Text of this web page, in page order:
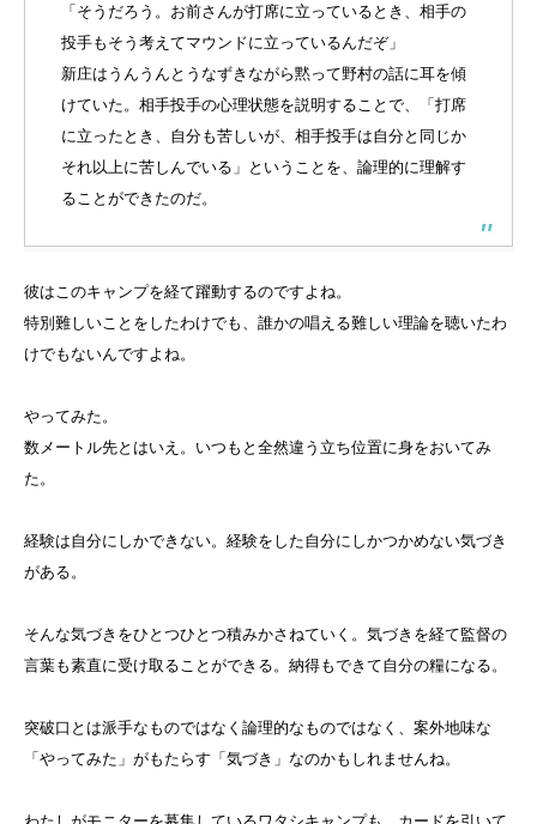
「そうだろう。お前さんが打席に立っているとき、相手の
投手もそう考えてマウンドに立っているんだぞ」
新庄はうんうんとうなずきながら黙って野村の話に耳を傾
けていた。相手投手の心理状態を説明することで、「打席
に立ったとき、自分も苦しいが、相手投手は自分と同じか
それ以上に苦しんでいる」ということを、論理的に理解す
ることができたのだ。
彼はこのキャンプを経て躍動するのですよね。
特別難しいことをしたわけでも、誰かの唱える難しい理論を聴いたわ
けでもないんですよね。
やってみた。
数メートル先とはいえ。いつもと全然違う立ち位置に身をおいてみ
た。
経験は自分にしかできない。経験をした自分にしかつかめない気づき
がある。
そんな気づきをひとつひとつ積みかさねていく。気づきを経て監督の
言葉も素直に受け取ることができる。納得もできて自分の糧になる。
突破口とは派手なものではなく論理的なものではなく、案外地味な
「やってみた」がもたらす「気づき」なのかもしれませんね。